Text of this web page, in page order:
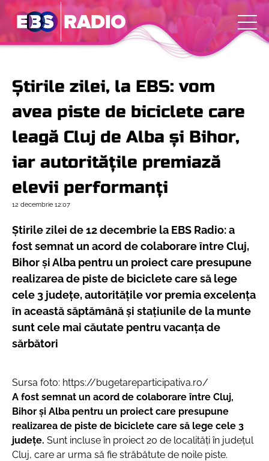
Știrile zilei, la EBS: vom
avea piste de biciclete care
leagă Cluj de Alba și Bihor,
iar autoritățile premiază
elevii performanți
12 decembrie 12:07
Știrile zilei de 12 decembrie la EBS Radio: a
fost semnat un acord de colaborare între Cluj,
Bihor și Alba pentru un proiect care presupune
realizarea de piste de biciclete care să lege
cele 3 județe, autoritățile vor premia excelența
în această săptămână și stațiunile de la munte
sunt cele mai căutate pentru vacanța de
sărbători
Sursa foto: https://bugetareparticipativa.ro/
A fost semnat un acord de colaborare între Cluj,
Bihor și Alba pentru un proiect care presupune
realizarea de piste de biciclete care să lege cele 3
județe. Sunt incluse în proiect 20 de localități în județul
Cluj, care ar urma să fie străbătute de noile piste.